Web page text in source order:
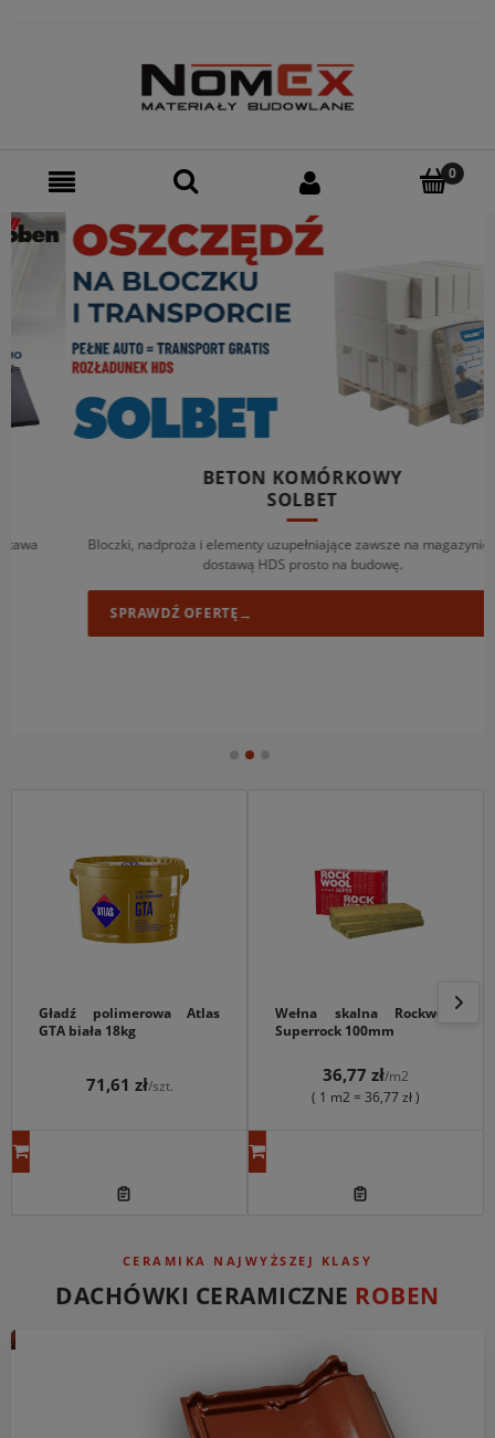
BETON KOMÓRKOWY
SOLBET
Bloczki, nadproża i elementy uzupełniające zawsze na magazynie — z
dostawą HDS prosto na budowę.
SPRAWDŹ OFERTĘ
Gładź polimerowa Atlas
GTA biała 18kg
71,61 zł/szt.
Wełna skalna Rockwool
Superrock 100mm
36,77 zł/m2
( 1 m2 = 36,77 zł )
CERAMIKA NAJWYŻSZEJ KLASY
DACHÓWKI CERAMICZNE ROBEN